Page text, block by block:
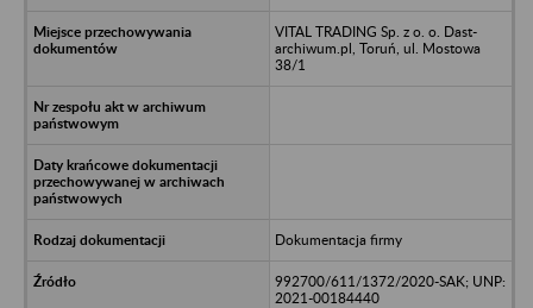
VITAL TRADING Sp. z o. o. Dast-
archiwum.pl, Toruń, ul. Mostowa
38/1
Dokumentacja firmy
992700/611/1372/2020-SAK; UNP:
2021-00184440